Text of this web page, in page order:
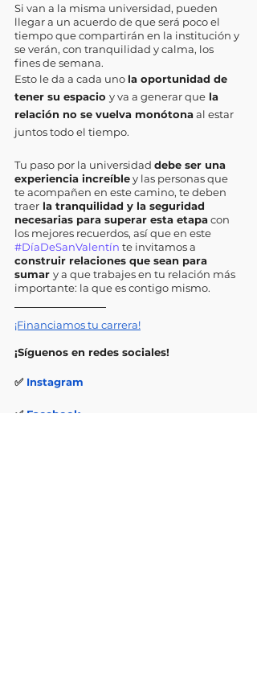
Si van a la misma universidad, pueden
llegar a un acuerdo de que será poco el
tiempo que compartirán en la institución y
se verán, con tranquilidad y calma, los
fines de semana.
Esto le da a cada uno la oportunidad de
tener su espacio y va a generar que la
relación no se vuelva monótona al estar
juntos todo el tiempo.
Tu paso por la universidad debe ser una
experiencia increíble y las personas que
te acompañen en este camino, te deben
traer la tranquilidad y la seguridad
necesarias para superar esta etapa con
los mejores recuerdos, así que en este
#DíaDeSanValentín te invitamos a
construir relaciones que sean para
sumar y a que trabajes en tu relación más
importante: la que es contigo mismo.
¡Financiamos tu carrera!
¡Síguenos en redes sociales!
✅ Instagram
✅ Facebook